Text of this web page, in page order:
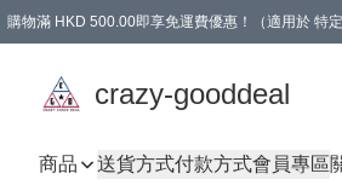
購物滿 HKD 500.00即享免運費優惠！（適用於 特
crazy-gooddeal
商品 送貨方式付款方式會員專區